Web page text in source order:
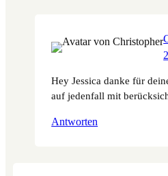
Hey Jessica danke für
auf jedenfall mit
Antworten